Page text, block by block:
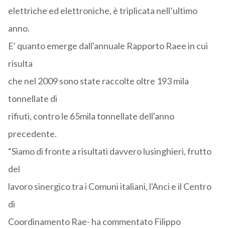
elettriche ed elettroniche, è triplicata nell’ultimo
anno.
E' quanto emerge dall'annuale Rapporto Raee in cui
risulta
che nel 2009 sono state raccolte oltre 193 mila
tonnellate di
rifiuti, contro le 65mila tonnellate dell'anno
precedente.
“Siamo di fronte a risultati davvero lusinghieri, frutto
del
lavoro sinergico tra i Comuni italiani, l'Anci e il Centro
di
Coordinamento Rae- ha commentato Filippo